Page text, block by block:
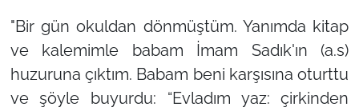
"Bir gün okuldan dönmüştüm. Yanımda kitap
ve kalemimle babam İmam Sadık'ın (a.s)
huzuruna çıktım. Babam beni karşısına oturttu
ve şöyle buyurdu: “Evladım yaz: çirkinden